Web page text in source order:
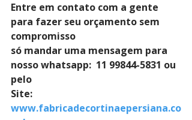
Entre em contato com a gente
para fazer seu orçamento sem
compromisso
só mandar uma mensagem para
nosso whatsapp:  11 99844-5831 ou
pelo
Site:
www.fabricadecortinaepersiana.co